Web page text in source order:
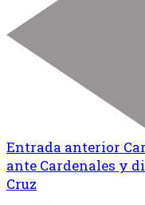
Entrada anterior
ante Cardenales y
Cruz